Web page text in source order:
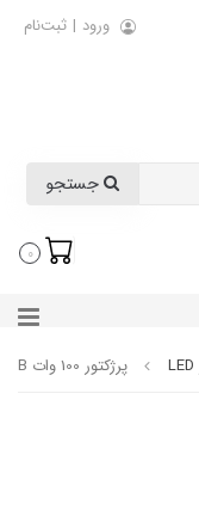
ورود | ثبت‌نام
0
پرژکتور 100 وات COB شیله